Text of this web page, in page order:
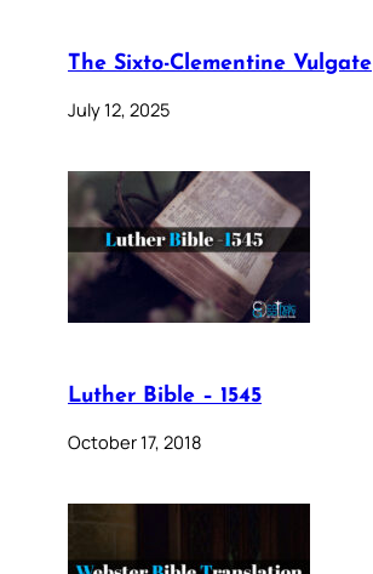
The Sixto-Clementine Vulgate
July 12, 2025
Luther Bible – 1545
October 17, 2018